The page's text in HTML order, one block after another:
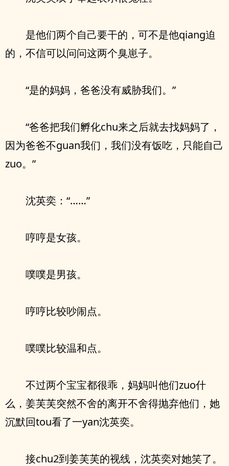
是他们两个自己要干的，可不是他qiang迫
的，不信可以问问这两个臭崽子。
“是的妈妈，爸爸没有威胁我们。”
“爸爸把我们孵化chu来之后就去找妈妈了，
因为爸爸不guan我们，我们没有饭吃，只能自己
zuo。”
沈英奕：“……”
哼哼是女孩。
噗噗是男孩。
哼哼比较吵闹点。
噗噗比较温和点。
不过两个宝宝都很乖，妈妈叫他们zuo什
么，姜芙芙突然不舍的离开不舍得抛弃他们，她
沉默回tou看了一yan沈英奕。
接chu2到姜芙芙的视线，沈英奕对她笑了。